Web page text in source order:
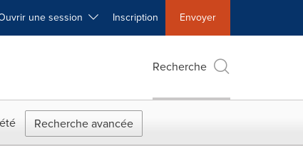
une session Inscription Envoyer
Recherche
Recherche avancée